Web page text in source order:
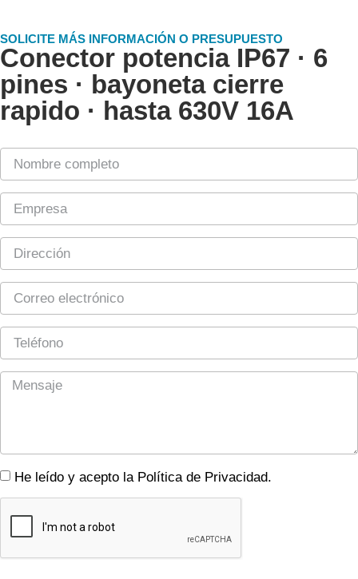
SOLICITE MÁS INFORMACIÓN O PRESUPUESTO
Conector potencia IP67 · 6
pines · bayoneta cierre
rapido · hasta 630V 16A
He leído y acepto la Política de Privacidad.